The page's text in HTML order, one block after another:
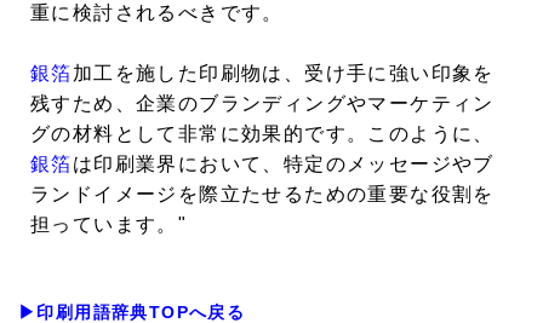
重に検討されるべきです。
銀箔加工を施した印刷物は、受け手に強い印象を
残すため、企業のブランディングやマーケティン
グの材料として非常に効果的です。このように、
銀箔は印刷業界において、特定のメッセージやブ
ランドイメージを際立たせるための重要な役割を
担っています。"
▶印刷用語辞典TOPへ戻る